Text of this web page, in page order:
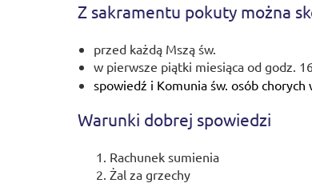
Z sakramentu pokuty można
przed każdą Mszą św.
w pierwsze piątki miesiąca od godz.
spowiedź i Komunia św. osób
Warunki dobrej spowiedzi
Rachunek sumienia
Żal za grzechy